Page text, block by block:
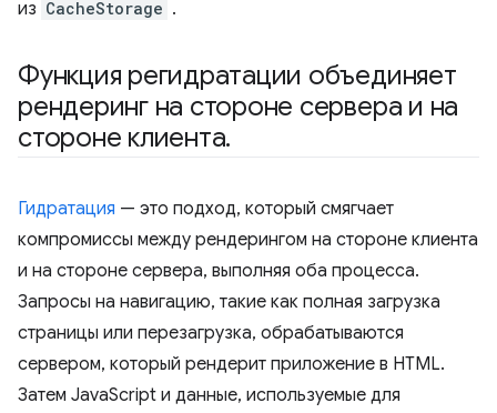
из CacheStorage .
Функция регидратации объединяет
рендеринг на стороне сервера и на
стороне клиента.
Гидратация — это подход, который смягчает
компромиссы между рендерингом на стороне клиента
и на стороне сервера, выполняя оба процесса.
Запросы на навигацию, такие как полная загрузка
страницы или перезагрузка, обрабатываются
сервером, который рендерит приложение в HTML.
Затем JavaScript и данные, используемые для